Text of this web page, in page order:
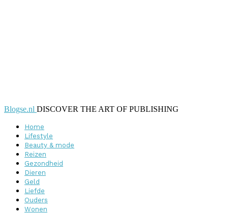
Blogse.nl DISCOVER THE ART OF PUBLISHING
Home
Lifestyle
Beauty & mode
Reizen
Gezondheid
Dieren
Geld
Liefde
Ouders
Wonen